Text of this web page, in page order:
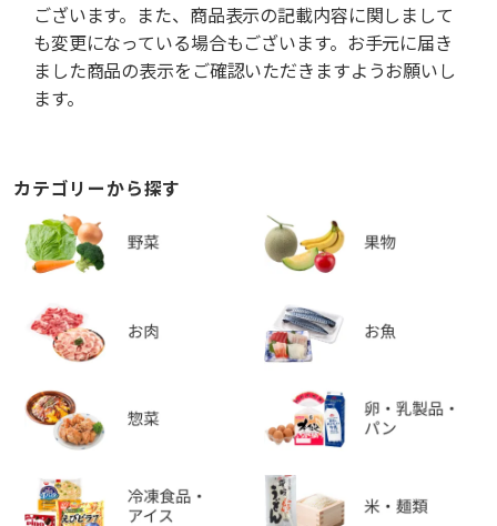
ございます。また、商品表示の記載内容に関しまして
も変更になっている場合もございます。お手元に届き
ました商品の表示をご確認いただきますようお願いし
ます。
カテゴリーから探す